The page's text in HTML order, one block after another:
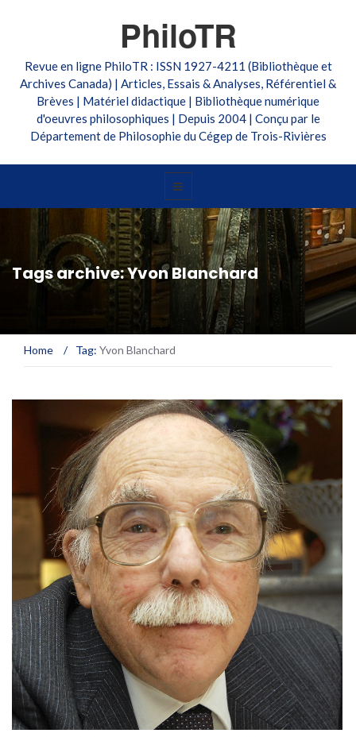
PhiloTR
Revue en ligne PhiloTR : ISSN 1927-4211 (Bibliothèque et
Archives Canada) | Articles, Essais & Analyses, Référentiel &
Brèves | Matériel didactique | Bibliothèque numérique
d'oeuvres philosophiques | Depuis 2004 | Conçu par le
Département de Philosophie du Cégep de Trois-Rivières
Tags archive: Yvon Blanchard
Home / Tag: Yvon Blanchard